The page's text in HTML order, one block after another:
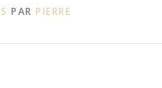
PAR PIERRE